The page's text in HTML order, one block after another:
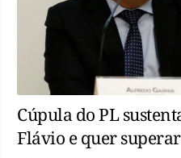
Cúpula do PL
Flávio e quer